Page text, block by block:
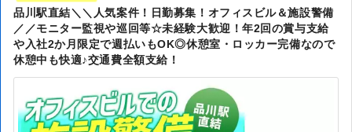
品川駅直結＼＼人気案件！日勤募集！オフィスビル＆施設警備
／／モニター監視や巡回等☆未経験大歓迎！年2回の賞与支給
や入社2か月限定で週払いもOK◎休憩室・ロッカー完備なので
休憩中も快適♪交通費全額支給！